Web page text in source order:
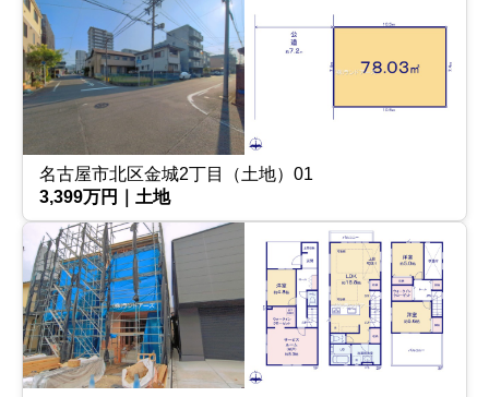
名古屋市北区金城2丁目（土地）01
3,399万円｜土地